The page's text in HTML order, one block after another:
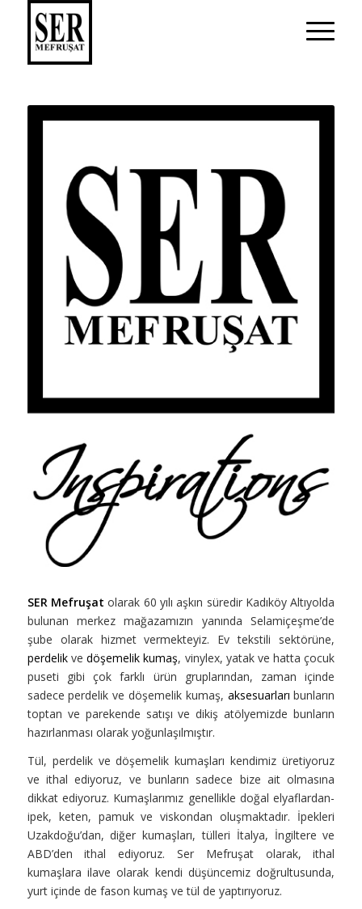
SER Mefruşat olarak 60 yılı aşkın süredir Kadıköy Altıyolda
bulunan merkez mağazamızın yanında Selamiçeşme’de
şube olarak hizmet vermekteyiz. Ev tekstili sektörüne,
perdelikvedöşemelik kumaş, vinylex, yatak ve hatta çocuk
puseti gibi çok farklı ürün gruplarından, zaman içinde
sadece perdelik ve döşemelik kumaş, aksesuarları bunların
toptan ve parekende satışı ve dikiş atölyemizde bunların
hazırlanması olarak yoğunlaşılmıştır.
Tül, perdelik ve döşemelik kumaşları kendimiz üretiyoruz
ve ithal ediyoruz, ve bunların sadece bize ait olmasına
dikkat ediyoruz. Kumaşlarımız genellikle doğal elyaflardan-
ipek, keten, pamuk ve viskondan oluşmaktadır. İpekleri
Uzakdoğu’dan, diğer kumaşları, tülleri İtalya, İngiltere ve
ABD’den ithal ediyoruz. Ser Mefruşat olarak, ithal
kumaşlara ilave olarak kendi düşüncemiz doğrultusunda,
yurt içinde de fason kumaş ve tül de yaptırıyoruz.